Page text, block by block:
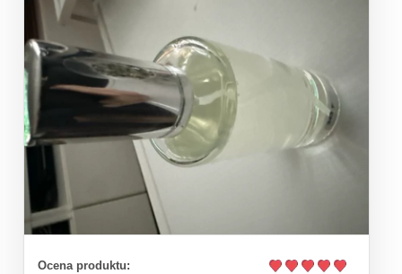
Ocena produktu: